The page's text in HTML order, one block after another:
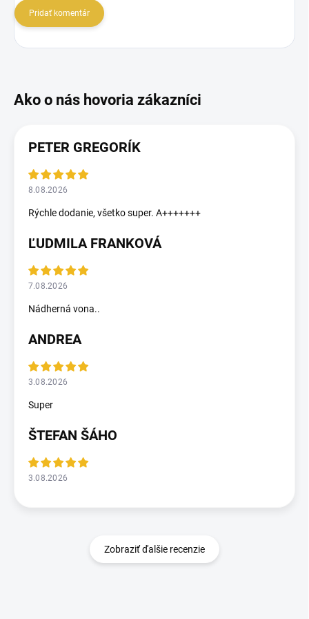
Pridať komentár
PETER GREGORÍK
8.08.2026
Rýchle dodanie, všetko super. A+++++++
ĽUDMILA FRANKOVÁ
7.08.2026
Nádherná vona..
ANDREA
3.08.2026
Super
ŠTEFAN ŠÁHO
3.08.2026
Zobraziť ďalšie recenzie